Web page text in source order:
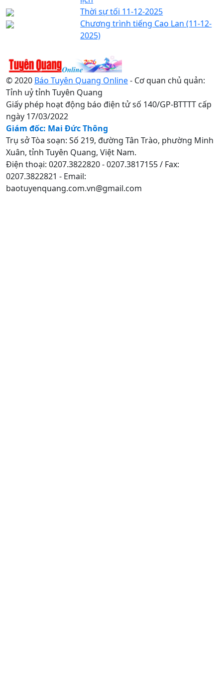
Thời sự tối 11-12-2025
Chương trình tiếng Cao Lan (11-12-
2025)
© 2020 Báo Tuyên Quang Online- Cơ quan chủ quản:
Tỉnh uỷ tỉnh Tuyên Quang
Giấy phép hoạt động báo điện tử số 140/GP-BTTTT cấp
ngày 17/03/2022
Giám đốc: Mai Đức Thông
Trụ sở Tòa soạn: Số 219, đường Tân Trào, phường Minh
Xuân, tỉnh Tuyên Quang, Việt Nam.
Điện thoại: 0207.3822820 - 0207.3817155 / Fax:
0207.3822821 - Email:
baotuyenquang.com.vn@gmail.com